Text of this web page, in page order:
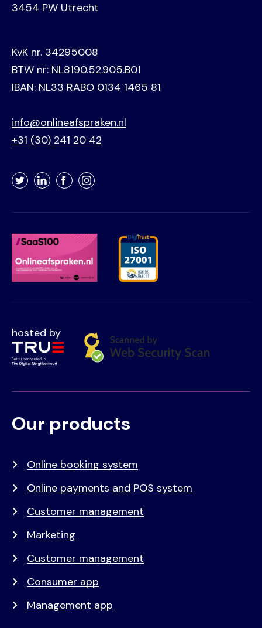
3454 PW Utrecht
KvK nr. 34295008
BTW nr: NL8190.52.905.B01
IBAN: NL33 RABO 0134 1465 81
info@onlineafspraken.nl
+31 (30) 241 20 42
TwitterLinkedInFacebookInstagram
hosted by
Voet
Primair
Our products
Online booking system
Online payments and POS system
Customer management
Marketing
Customer management
Consumer app
Management app